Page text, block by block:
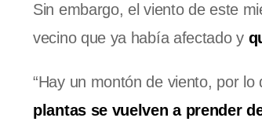
Sin embargo, el viento de este
vecino que ya había afectado y
“Hay un montón de viento, por
plantas se vuelven a prender